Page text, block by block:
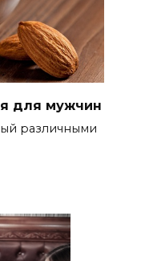
для мужчин
различными